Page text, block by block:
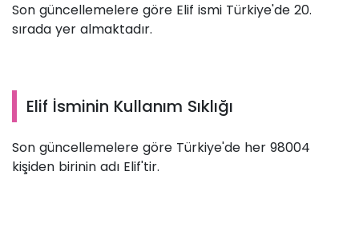
Son güncellemelere göre Elif ismi Türkiye'de 20.
sırada yer almaktadır.
Elif İsminin Kullanım Sıklığı
Son güncellemelere göre Türkiye'de her 98004
kişiden birinin adı Elif'tir.